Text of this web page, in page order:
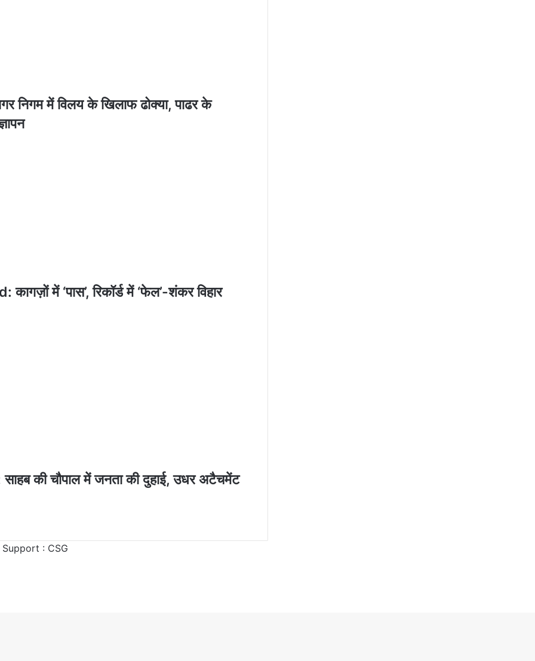
में विलय के खिलाफ ढोक्या, पाढर के
में ‘पास’, रिकॉर्ड में ‘फेल’-शंकर विहार
की चौपाल में जनता की दुहाई, उधर अटैचमेंट
: CSG